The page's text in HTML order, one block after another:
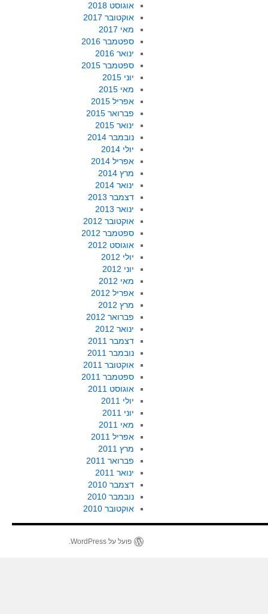
אוגוסט 2018
אוקטובר 2017
מאי 2017
ספטמבר 2016
ינואר 2016
ספטמבר 2015
יוני 2015
מאי 2015
אפריל 2015
פברואר 2015
ינואר 2015
נובמבר 2014
יולי 2014
אפריל 2014
מרץ 2014
ינואר 2014
דצמבר 2013
ינואר 2013
אוקטובר 2012
ספטמבר 2012
אוגוסט 2012
יולי 2012
יוני 2012
מאי 2012
אפריל 2012
מרץ 2012
פברואר 2012
ינואר 2012
דצמבר 2011
נובמבר 2011
אוקטובר 2011
ספטמבר 2011
אוגוסט 2011
יולי 2011
יוני 2011
מאי 2011
אפריל 2011
מרץ 2011
פברואר 2011
ינואר 2011
דצמבר 2010
נובמבר 2010
אוקטובר 2010
פועל על WordPress.